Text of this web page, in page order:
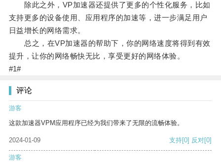
除此之外，VP加速器还提供了更多的个性化服务，比如
支持更多的设备使用、应用程序的加速等，进一步满足用户
日益增长的网络需求。
总之，在VP加速器的帮助下，你的网络速度将得到有效
提升，让你的网络畅快无比，享受更好的网络体验。
#1#
评论
游客
这款加速器VPM应用程序已经为我们带来了无限的流畅体验。
2024-01-09 支持[0] 反对[0]
游客